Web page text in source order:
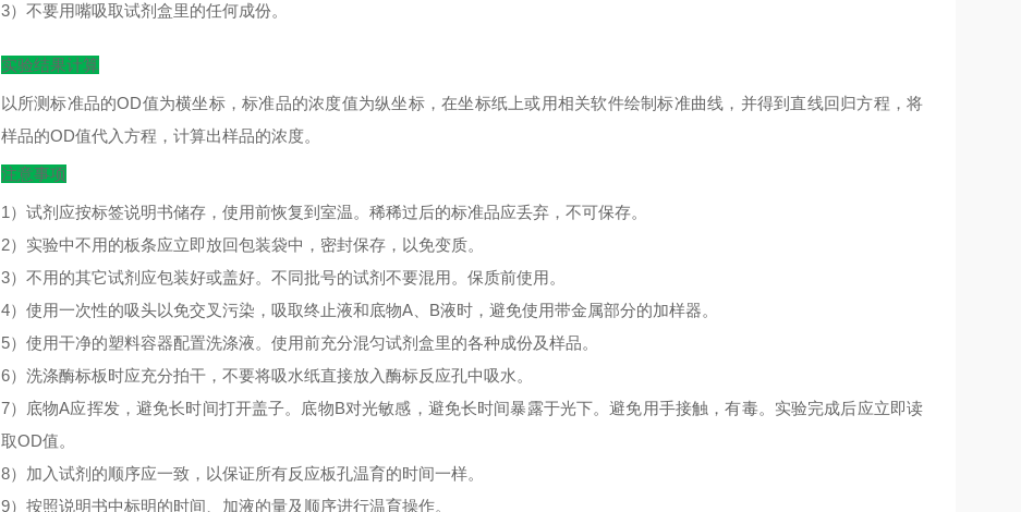
3）不要用嘴吸取试剂盒里的任何成份。
实验结果计算
以所测标准品的OD值为横坐标，标准品的浓度值为纵坐标，在坐标纸上或用相关软件绘制标准曲线，并得到直线回归方程，将
样品的OD值代入方程，计算出样品的浓度。
注意事项
1）试剂应按标签说明书储存，使用前恢复到室温。稀稀过后的标准品应丢弃，不可保存。
2）实验中不用的板条应立即放回包装袋中，密封保存，以免变质。
3）不用的其它试剂应包装好或盖好。不同批号的试剂不要混用。保质前使用。
4）使用一次性的吸头以免交叉污染，吸取终止液和底物A、B液时，避免使用带金属部分的加样器。
5）使用干净的塑料容器配置洗涤液。使用前充分混匀试剂盒里的各种成份及样品。
6）洗涤酶标板时应充分拍干，不要将吸水纸直接放入酶标反应孔中吸水。
7）底物A应挥发，避免长时间打开盖子。底物B对光敏感，避免长时间暴露于光下。避免用手接触，有毒。实验完成后应立即读
取OD值。
8）加入试剂的顺序应一致，以保证所有反应板孔温育的时间一样。
9）按照说明书中标明的时间、加液的量及顺序进行温育操作。